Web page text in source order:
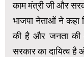
काम मंत्री जी और
भाजपा नेताओं ने कहा
की है और जनता की
सरकार का दायित्व है